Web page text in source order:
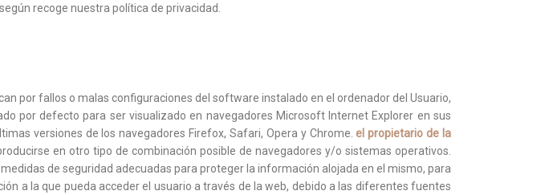
recoge nuestra política de privacidad.
por fallos o malas configuraciones del software instalado en el ordenador del Usuario,
por defecto para ser visualizado en navegadores Microsoft Internet Explorer en sus
versiones de los navegadores Firefox, Safari, Opera y Chrome.el propietario de la
en otro tipo de combinación posible de navegadores y/o sistemas operativos.
de seguridad adecuadas para proteger la información alojada en el mismo, para
a la que pueda acceder el usuario a través de la web, debido a las diferentes fuentes